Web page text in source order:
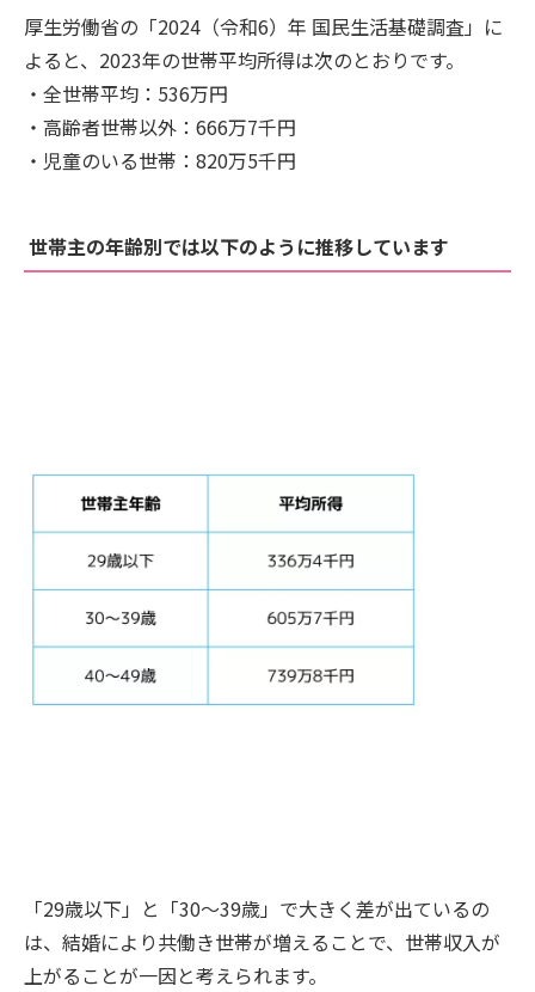
厚生労働省の「2024（令和6）年 国民生活基礎調査」に
よると、2023年の世帯平均所得は次のとおりです。
・全世帯平均：536万円
・高齢者世帯以外：666万7千円
・児童のいる世帯：820万5千円
世帯主の年齢別では以下のように推移しています
「29歳以下」と「30〜39歳」で大きく差が出ているの
は、結婚により共働き世帯が増えることで、世帯収入が
上がることが一因と考えられます。